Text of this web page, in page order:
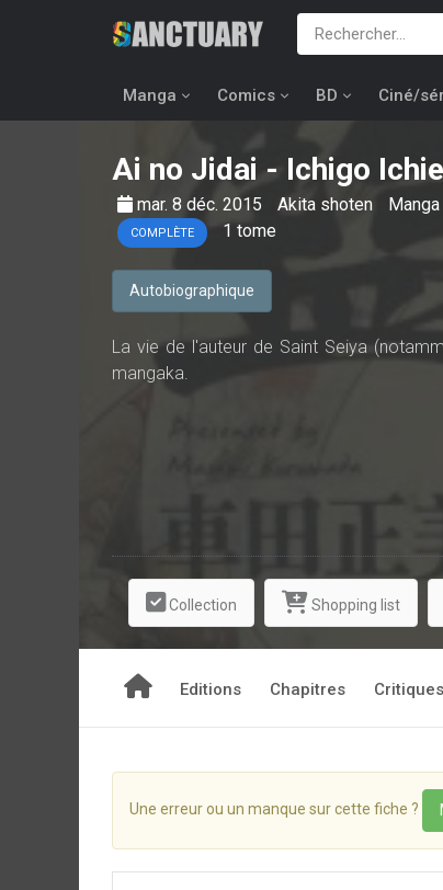
Manga Comics BD Ciné/
Ai no Jidai - Ichigo Ichie
mar. 8 déc. 2015 Akita shoten Manga
COMPLÈTE 1 tome
Autobiographique
La vie de l'auteur de Saint Seiya
mangaka.
Collection Shopping list
Editions Chapitres Critiques
Une erreur ou un manque sur cette fiche ?